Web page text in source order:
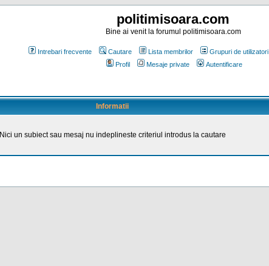
politimisoara.com
Bine ai venit la forumul politimisoara.com
Intrebari frecvente Cautare Lista membrilor Grupuri de utilizatori
Profil
Mesaje private Autentificare
Informatii
Nici un subiect sau mesaj nu indeplineste criteriul introdus la cautare